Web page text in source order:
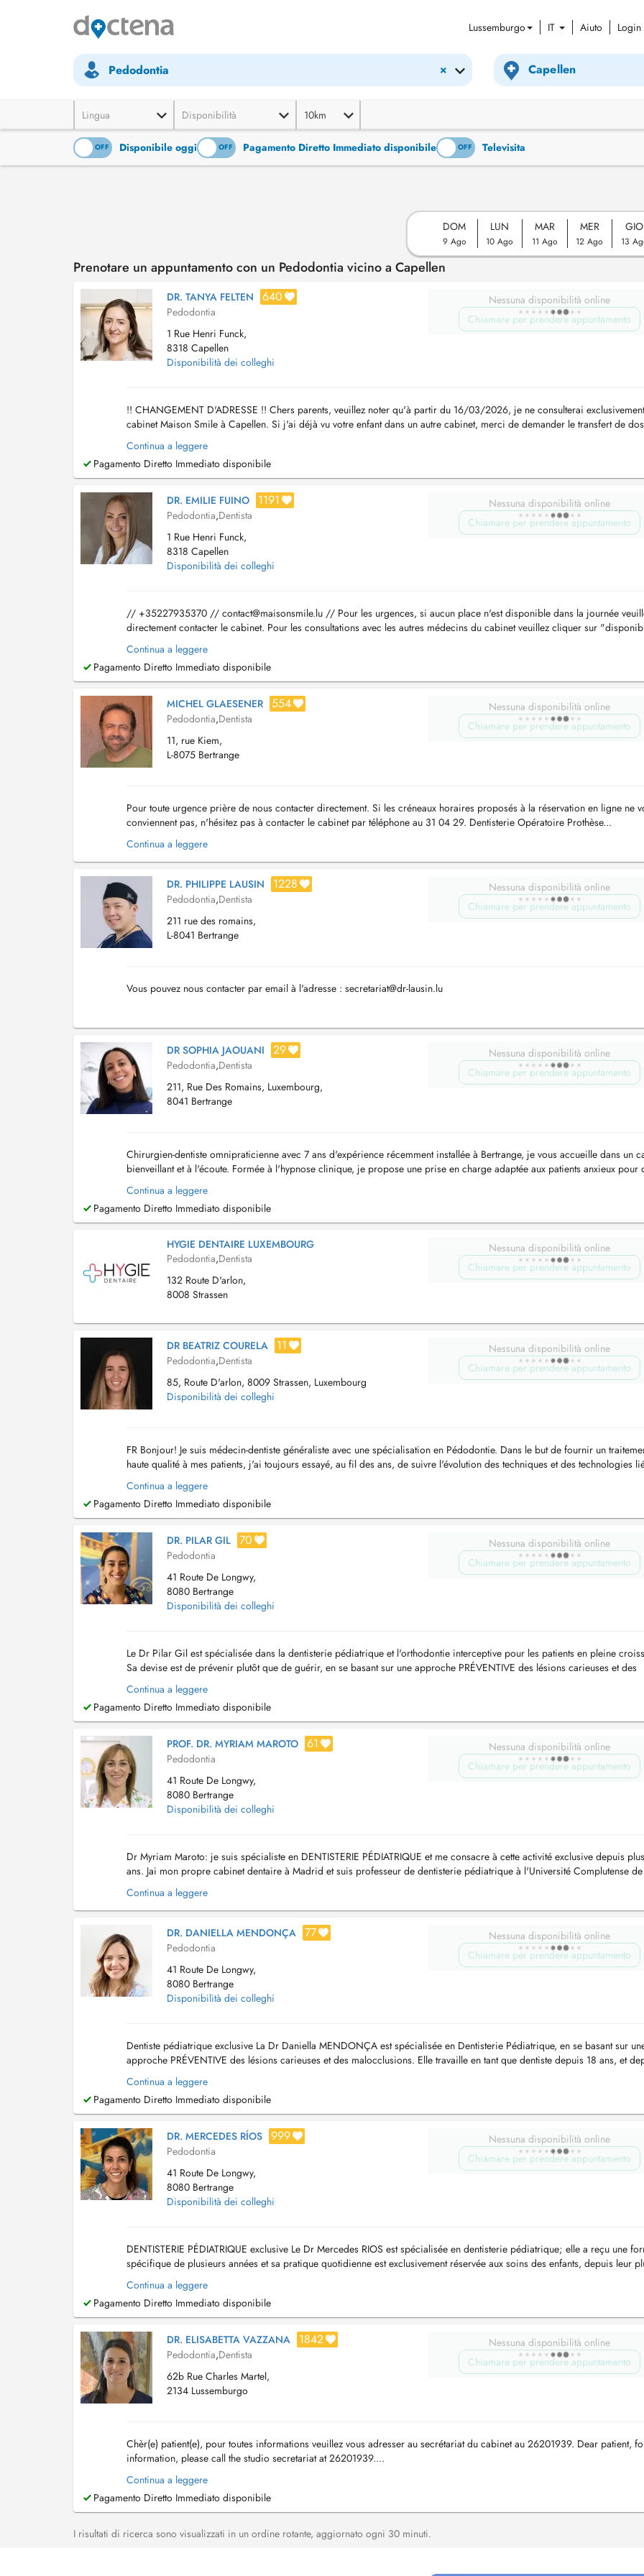
Lussemburgo IT Aiuto Login
×
Pedodontia
Lingua Disponibilità 10km
OFF Disponibile oggi
ON OFF Pagamento Diretto Immediato disponibile
ON OFF Televisita
DOM
9 Ago
LUN
10 Ago
MAR
11 Ago
MER
12 Ago
GIO
13
Prenotare un appuntamento con un Pedodontia vicino a Capellen
DR. TANYA FELTEN 640
Pedodontia
1 Rue Henri Funck,
8318 Capellen
Disponibilità dei colleghi
Nessuna disponibilità online
Chiamare per prendere appuntamento
!! CHANGEMENT D'ADRESSE !! Chers parents, veuillez noter qu'à partir du 16/03/2026, je ne consulterai
cabinet Maison Smile à Capellen. Si j'ai déjà vu votre enfant dans un autre cabinet, merci de demander le transfert de
vous remercie pour votre compréhension. -------...
Continua a leggere
Pagamento Diretto Immediato disponibile
DR. EMILIE FUINO 1191
Pedodontia,Dentista
1 Rue Henri Funck,
8318 Capellen
Disponibilità dei colleghi
Nessuna disponibilità online
Chiamare per prendere appuntamento
// +35227935370 // contact@maisonsmile.lu // Pour les urgences, si aucun place n'est disponible dans la journée
directement contacter le cabinet. Pour les consultations avec les autres médecins du cabinet veuillez cliquer sur
des collègues". Prise en charge sous ME...
Continua a leggere
Pagamento Diretto Immediato disponibile
MICHEL GLAESENER 554
Pedodontia,Dentista
11, rue Kiem,
L-8075 Bertrange
Nessuna disponibilità online
Chiamare per prendere appuntamento
Pour toute urgence prière de nous contacter directement. Si les créneaux horaires proposés à la réservation en ligne ne
conviennent pas, n'hésitez pas à contacter le cabinet par téléphone au 31 04 29. Dentisterie Opératoire Prothèse...
Continua a leggere
DR. PHILIPPE LAUSIN 1228
Pedodontia,Dentista
211 rue des romains,
L-8041 Bertrange
Nessuna disponibilità online
Chiamare per prendere appuntamento
Vous pouvez nous contacter par email à l'adresse : secretariat@dr-lausin.lu
DR SOPHIA JAOUANI 29
Pedodontia,Dentista
211, Rue Des Romains, Luxembourg,
8041 Bertrange
Nessuna disponibilità online
Chiamare per prendere appuntamento
Chirurgien-dentiste omnipraticienne avec 7 ans d'expérience récemment installée à Bertrange, je vous accueille dans un
bienveillant et à l'écoute. Formée à l'hypnose clinique, je propose une prise en charge adaptée aux patients anxieux pour
soins sereins et sans stress. J'assure également ...
Continua a leggere
Pagamento Diretto Immediato disponibile
HYGIE DENTAIRE LUXEMBOURG
Pedodontia,Dentista
132 Route D'arlon,
8008 Strassen
Nessuna disponibilità online
Chiamare per prendere appuntamento
DR BEATRIZ COURELA 11
Pedodontia,Dentista
85, Route D'arlon, 8009 Strassen, Luxembourg
Disponibilità dei colleghi
Nessuna disponibilità online
Chiamare per prendere appuntamento
FR Bonjour! Je suis médecin-dentiste généraliste avec une spécialisation en Pédodontie. Dans le but de fournir un
haute qualité à mes patients, j'ai toujours essayé, au fil des ans, de suivre l'évolution des techniques et des technologies
mes domaines d'intervention. Ma ...
Continua a leggere
Pagamento Diretto Immediato disponibile
DR. PILAR GIL 70
Pedodontia
41 Route De Longwy,
8080 Bertrange
Disponibilità dei colleghi
Nessuna disponibilità online
Chiamare per prendere appuntamento
Le Dr Pilar Gil est spécialisée dans la dentisterie pédiatrique et l'orthodontie interceptive pour les patients en pleine
Sa devise est de prévenir plutôt que de guérir, en se basant sur une approche PRÉVENTIVE des lésions carieuses et des
malocclusions. Le premier rendez-vous de vot...
Continua a leggere
Pagamento Diretto Immediato disponibile
PROF. DR. MYRIAM MAROTO 61
Pedodontia
41 Route De Longwy,
8080 Bertrange
Disponibilità dei colleghi
Nessuna disponibilità online
Chiamare per prendere appuntamento
Dr Myriam Maroto: je suis spécialiste en DENTISTERIE PÉDIATRIQUE et me consacre à cette activité exclusive depuis
ans. Jai mon propre cabinet dentaire à Madrid et suis professeur de dentisterie pédiatrique à l'Université Complutense de
Madrid depuis 2003. Je collabore au cabinet LuxDen...
Continua a leggere
DR. DANIELLA MENDONÇA 77
Pedodontia
41 Route De Longwy,
8080 Bertrange
Disponibilità dei colleghi
Nessuna disponibilità online
Chiamare per prendere appuntamento
Dentiste pédiatrique exclusive La Dr Daniella MENDONÇA est spécialisée en Dentisterie Pédiatrique, en se basant sur
approche PRÉVENTIVE des lésions carieuses et des malocclusions. Elle travaille en tant que dentiste depuis 18 ans, et
2021, comme pédodontiste exclusive. Elle est h...
Continua a leggere
Pagamento Diretto Immediato disponibile
DR. MERCEDES RÍOS 999
Pedodontia
41 Route De Longwy,
8080 Bertrange
Disponibilità dei colleghi
Nessuna disponibilità online
Chiamare per prendere appuntamento
DENTISTERIE PÉDIATRIQUE exclusive Le Dr Mercedes RIOS est spécialisée en dentisterie pédiatrique; elle a reçu une
spécifique de plusieurs années et sa pratique quotidienne est exclusivement réservée aux soins des enfants, depuis leur
jeune âge jusquà la fin de ladolescence. En c...
Continua a leggere
Pagamento Diretto Immediato disponibile
DR. ELISABETTA VAZZANA 1842
Pedodontia,Dentista
62b Rue Charles Martel,
2134 Lussemburgo
Nessuna disponibilità online
Chiamare per prendere appuntamento
Chèr(e) patient(e), pour toutes informations veuillez vous adresser au secrétariat du cabinet au 26201939. Dear patient,
information, please call the studio secretariat at 26201939....
Continua a leggere
Pagamento Diretto Immediato disponibile
I risultati di ricerca sono visualizzati in un ordine rotante, aggiornato ogni 30 minuti.